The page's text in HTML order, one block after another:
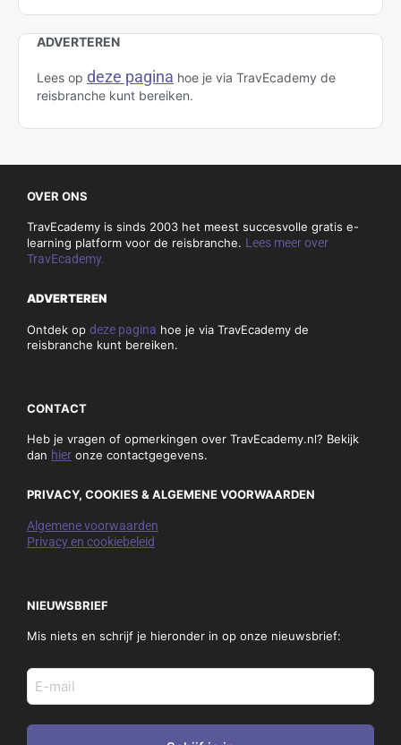
ADVERTEREN
Lees op deze pagina hoe je via TravEcademy de
reisbranche kunt bereiken.
OVER ONS
TravEcademy is sinds 2003 het meest succesvolle gratis e-
learning platform voor de reisbranche. Lees meer over
TravEcademy.
ADVERTEREN
Ontdek op deze pagina hoe je via TravEcademy de
reisbranche kunt bereiken.
CONTACT
Heb je vragen of opmerkingen over TravEcademy.nl? Bekijk
dan hier onze contactgegevens.
PRIVACY, COOKIES & ALGEMENE VOORWAARDEN
Algemene voorwaarden
Privacy en cookiebeleid
NIEUWSBRIEF
Mis niets en schrijf je hieronder in op onze nieuwsbrief:
E-
mail
adres